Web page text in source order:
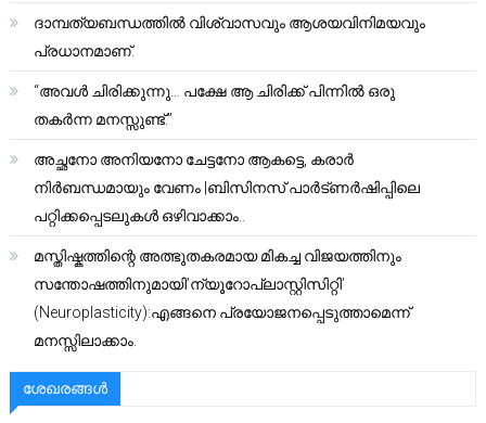
ദാമ്പത്യബന്ധത്തിൽ വിശ്വാസവും ആശയവിനിമയവും
പ്രധാനമാണ്.
“അവൾ ചിരിക്കുന്നു… പക്ഷേ ആ ചിരിക്ക് പിന്നിൽ ഒരു
തകർന്ന മനസ്സുണ്ട്.”
അച്ഛനോ അനിയനോ ചേട്ടനോ ആകട്ടെ, കരാർ
നിർബന്ധമായും വേണം |ബിസിനസ് പാർട്ണർഷിപ്പിലെ
പറ്റിക്കപ്പെടലുകൾ ഒഴിവാക്കാം..
മസ്തിഷ്കത്തിന്റെ അത്ഭുതകരമായ മികച്ച വിജയത്തിനും
സന്തോഷത്തിനുമായി’ന്യൂറോപ്ലാസ്റ്റിസിറ്റി’
(Neuroplasticity):എങ്ങനെ പ്രയോജനപ്പെടുത്താമെന്ന്
മനസ്സിലാക്കാം.
ശേഖരങ്ങൾ